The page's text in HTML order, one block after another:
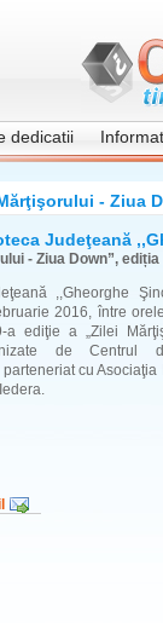
dedicatii
- Ziua
Judeţeană
- Ziua Down”, ediția
,,Gheorghe
2016, între
a ediţie a „Zilei
de Centrul
cu Asociaţia